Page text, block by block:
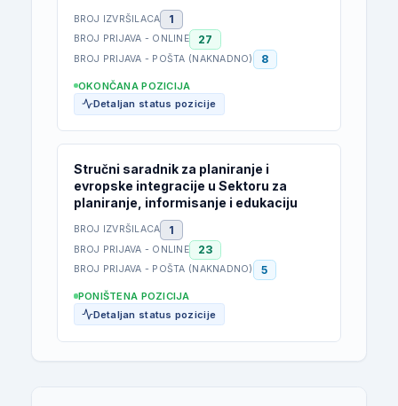
BROJ IZVRŠILACA 1
BROJ PRIJAVA - ONLINE 27
BROJ PRIJAVA - POŠTA (NAKNADNO) 8
OKONČANA POZICIJA
Detaljan status pozicije
Stručni saradnik za planiranje i
evropske integracije u Sektoru za
planiranje, informisanje i edukaciju
BROJ IZVRŠILACA 1
BROJ PRIJAVA - ONLINE 23
BROJ PRIJAVA - POŠTA (NAKNADNO) 5
PONIŠTENA POZICIJA
Detaljan status pozicije